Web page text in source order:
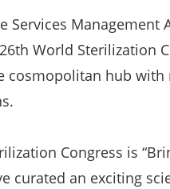
Services Management
World Sterilization
cosmopolitan hub
Congress is
curated an exciting